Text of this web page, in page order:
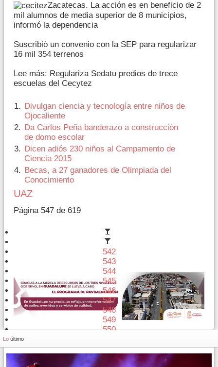
Zacatecas. La acción es en beneficio de 2
mil alumnos de media superior de 8 municipios,
informó la dependencia
Suscribió un convenio con la SEP para regularizar
16 mil 354 terrenos
Lee más: Regulariza Sedatu predios de trece
escuelas del Cecytez
Divulgan ciencia y tecnología entre niños de
Ojocaliente
Da Carlos Peña banderazo a construcción
de domo escolar
Dicen adiós 230 niños al Campamento de
Ciencia 2015
Becas, a 27 ganadores de Olimpiada del
Conocimiento
UAZ
Página 547 de 619
542
543
544
545
546
547
548
549
550
Lo último